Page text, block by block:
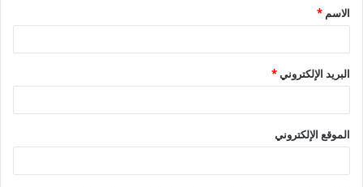
*
الاسم *
البريد الإلكتروني*
الموقع الإلكتروني